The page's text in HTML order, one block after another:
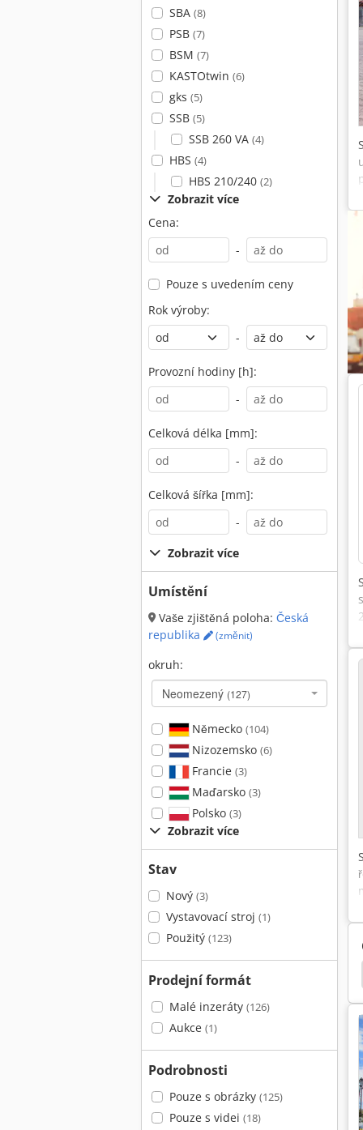
SBA (8)
PSB (7)
BSM (7)
KASTOtwin (6)
gks (5)
SSB (5)
SSB 260 VA (4)
HBS (4)
HBS 210/240 (2)
Zobrazit více
Cena:
-
Pouze s uvedením ceny
Rok výroby:
-
Provozní hodiny [h]:
-
Celková délka [mm]:
-
Celková šířka [mm]:
-
Zobrazit více
Umístění
Vaše zjištěná poloha: Česká
republika
(změnit)
okruh:
Neomezený (127)
Německo (104)
Nizozemsko (6)
Francie (3)
Maďarsko (3)
Polsko (3)
Zobrazit více
Stav
Nový (3)
Vystavovací stroj (1)
Použitý (123)
Prodejní formát
Malé inzeráty (126)
Aukce (1)
Podrobnosti
Pouze s obrázky (125)
Pouze s videi (18)
Mep Shark 281 Sxi Evo Flott Hbs 250 Ha